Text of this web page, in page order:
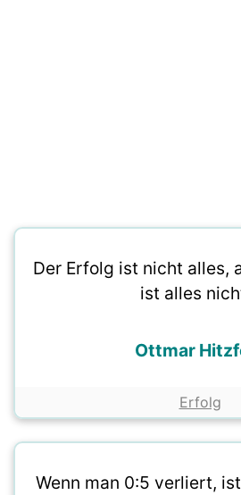
Der Erfolg ist nicht alles,
ist alles
Ottmar
Erfolg
Wenn man 0:5 verliert,